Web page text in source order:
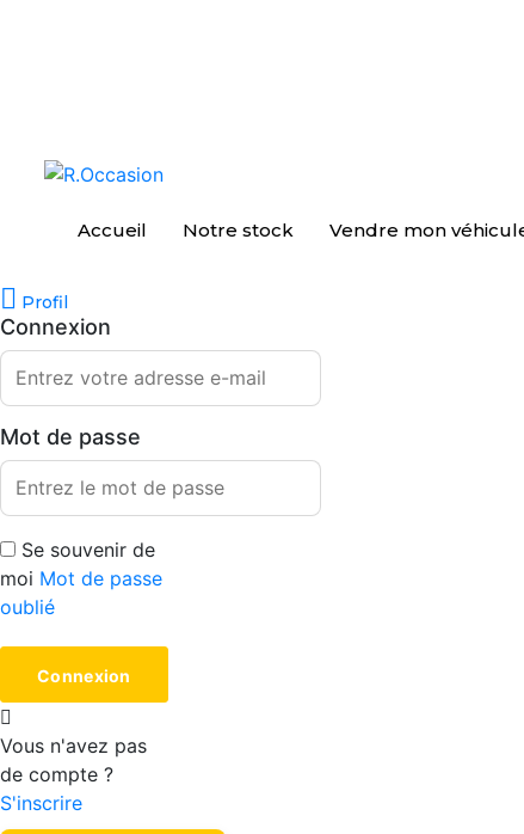
Accueil Notre stock Vendre mon
Profil
Connexion
Mot de passe
Se souvenir de
moi Mot de passe
oublié
Vous n'avez pas
de compte ?
S'inscrire